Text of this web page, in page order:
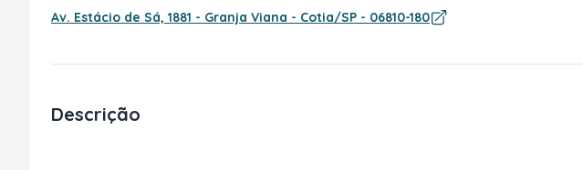
Av. Estácio de Sá, 1881 - Granja Viana - Cotia/SP - 06810-180
Descrição